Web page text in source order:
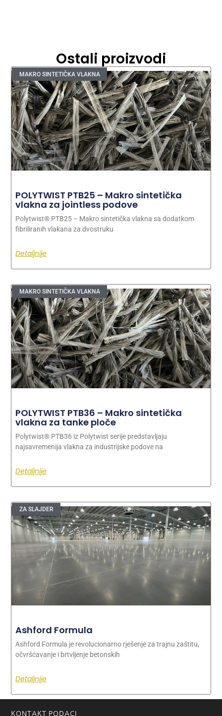
Ostali proizvodi
MAKRO SINTETIČKA VLAKNA
POLYTWIST PTB25 – Makro sintetička
vlakna za jointless podove
Polytwist® PTB25 – Makro sintetička vlakna sa dodatkom
fibriliranih vlakana za dvostruku
Detaljnije
MAKRO SINTETIČKA VLAKNA
POLYTWIST PTB36 – Makro sintetička
vlakna za tanke ploče
Polytwist® PTB36 iz Polytwist serije predstavljaju
najsavremenija vlakna za industrijske podove na
Detaljnije
ZA SLAJDER
Ashford Formula
Ashford Formula je revolucionarno rješenje za trajnu zaštitu,
očvršćavanje i brtvljenje betonskih
Detaljnije
KONTAKT PODACI